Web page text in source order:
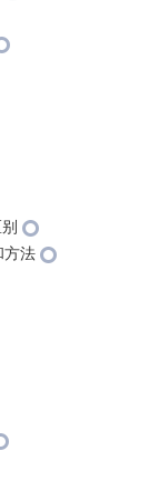
方法